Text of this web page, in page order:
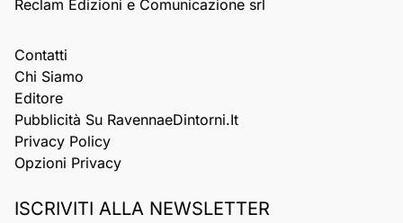
Reclam Edizioni e Comunicazione srl
Contatti
Chi Siamo
Editore
Pubblicità Su RavennaeDintorni.it
Privacy Policy
Opzioni Privacy
ISCRIVITI ALLA NEWSLETTER